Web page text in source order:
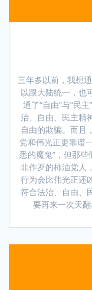
三年多以前，我想
以跟大陆统一，也
通了“自由”与“民
治、自由、民主精
自由的欺骗。而且
党和伟光正更靠谱
悉的魔鬼”，但那
非作歹的柿油党人
行为会比伟光正还
符合法治、自由、
要再来一次天